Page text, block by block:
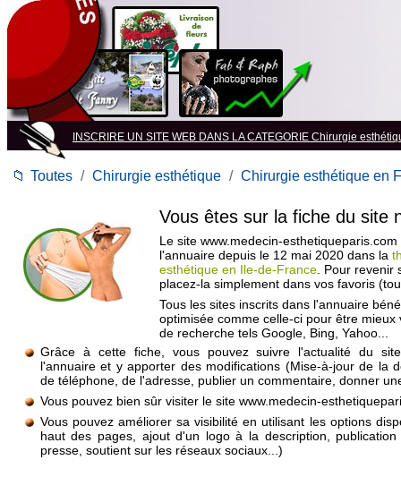
INSCRIRE UN SITE WEB DANS LA CATEGORIE Chirurgie
📁 Toutes / Chirurgie esthétique / Chirurgie esthétique en
Vous êtes sur la fiche du site
Le site www.medecin-
l'annuaire depuis le 12 mai 2020 dans la
esthétique en Ile-de-France . Pour
placez-la simplement dans vos favoris
Tous les sites inscrits dans l'annuaire
optimisée comme celle-ci pour être mieux
de recherche tels Google, Bing, Yahoo...
Grâce à cette fiche, vous pouvez suivre l'actualité du
l'annuaire et y apporter des modifications (Mise-à-jour de la
de téléphone, de l'adresse, publier un commentaire, donner
Vous pouvez bien sûr visiter le site www.medecin-
Vous pouvez améliorer sa visibilité en utilisant les options
haut des pages, ajout d'un logo à la description,
presse, soutient sur les réseaux sociaux...)